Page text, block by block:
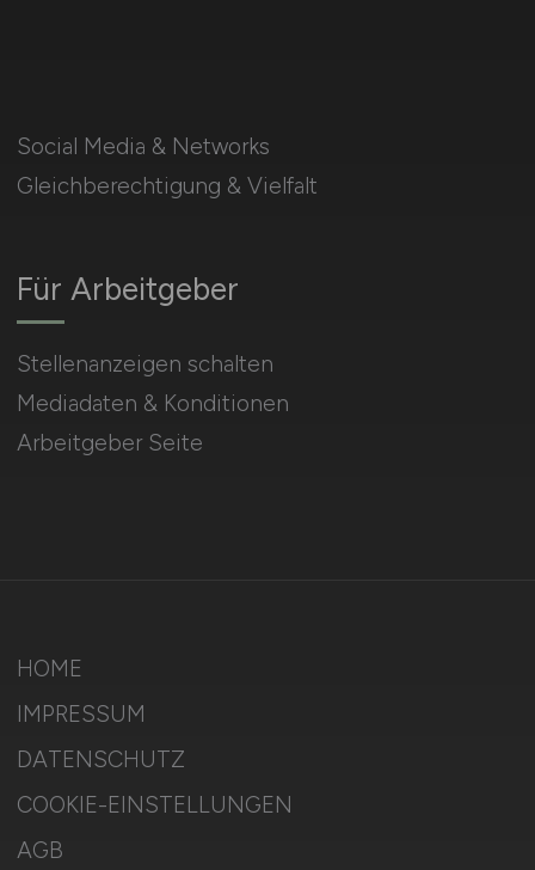
Social Media & Networks
Gleichberechtigung & Vielfalt
Für Arbeitgeber
Stellenanzeigen schalten
Mediadaten & Konditionen
Arbeitgeber Seite
HOME
IMPRESSUM
DATENSCHUTZ
COOKIE-EINSTELLUNGEN
AGB